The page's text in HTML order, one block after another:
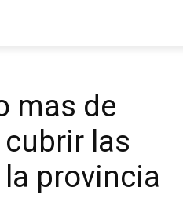
mas de
las
provincia